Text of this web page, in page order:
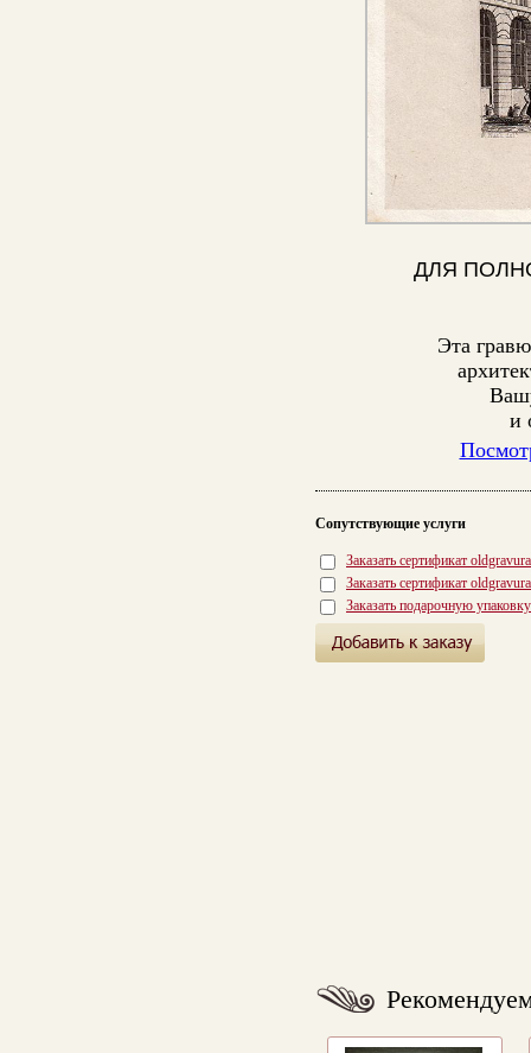
ДЛЯ
Эта
и
Сопутствующие услуги
Заказать сертификат
Заказать сертификат
Заказать подарочную